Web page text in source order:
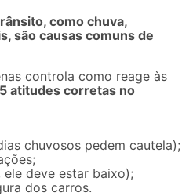
como chuva,
são causas comuns de
controla como reage às
5 atitudes corretas no
chuvosos pedem cautela);
deve estar baixo);
dos carros.